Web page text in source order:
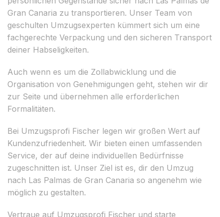
Gran Canaria zu transportieren. Unser Team von
geschulten Umzugsexperten kümmert sich um eine
fachgerechte Verpackung und den sicheren Transport
deiner Habseligkeiten.
Auch wenn es um die Zollabwicklung und die
Organisation von Genehmigungen geht, stehen wir dir
zur Seite und übernehmen alle erforderlichen
Formalitäten.
Bei Umzugsprofi Fischer legen wir großen Wert auf
Kundenzufriedenheit. Wir bieten einen umfassenden
Service, der auf deine individuellen Bedürfnisse
zugeschnitten ist. Unser Ziel ist es, dir den Umzug
nach Las Palmas de Gran Canaria so angenehm wie
möglich zu gestalten.
Vertraue auf Umzugsprofi Fischer und starte